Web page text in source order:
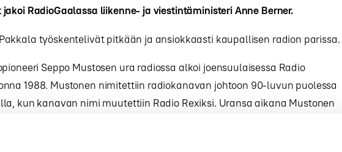
RadioGaalassa liikenne- ja viestintäministeri Anne Berner.
työskentelivät pitkään ja ansiokkaasti kaupallisen radion parissa.
Seppo Mustosen ura radiossa alkoi joensuulaisessa Radio
1988. Mustonen nimitettiin radiokanavan johtoon 90-luvun puolessa
kun kanavan nimi muutettiin Radio Rexiksi. Uransa aikana Mustonen
osalta. Taloudellisesti rohkeat sekä aikaansa edellä olevat uudet